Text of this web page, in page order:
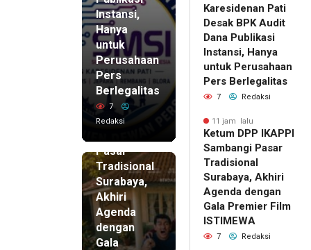
Instansi,
Hanya
untuk
Perusahaan
Pers
Berlegalitas
7
Redaksi
11 jam lalu
Ketum
DPP
IKAPPI
Pasar
Tradisional
Surabaya,
Akhiri
Agenda
dengan
Gala
Karesidenan Pati
Desak BPK Audit
Dana Publikasi
Instansi, Hanya
untuk Perusahaan
Pers Berlegalitas
7 Redaksi
11 jam lalu
Ketum DPP IKAPPI
Sambangi Pasar
Tradisional
Surabaya, Akhiri
Agenda dengan
Gala Premier Film
ISTIMEWA
7 Redaksi